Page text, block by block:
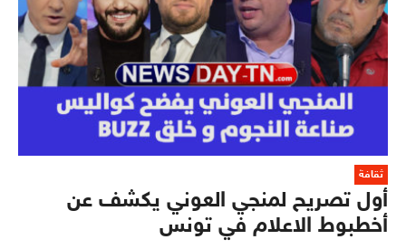
ثقافة
أول تصريح لمنجي العوني يكشف عن
أخطبوط الاعلام في تونس